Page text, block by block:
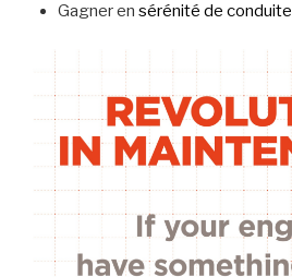
Gagner en sérénité de conduite